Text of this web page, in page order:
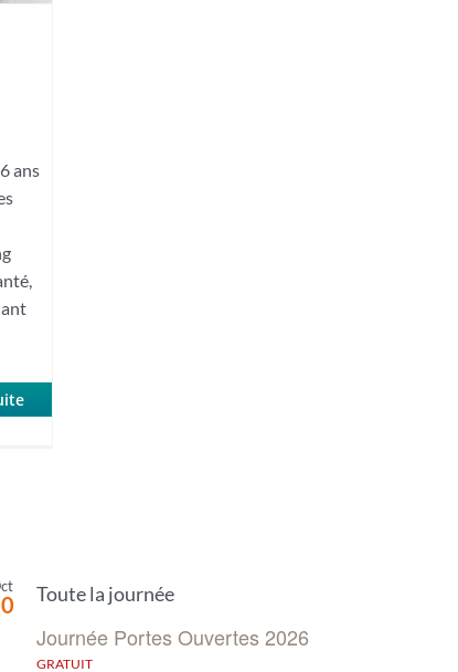
ans
Toute la journée
Journée Portes Ouvertes 2026
GRATUIT